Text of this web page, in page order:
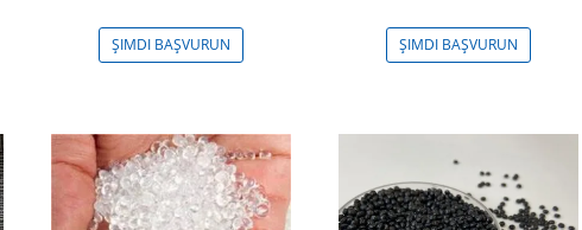
ŞIMDI BAŞVURUN ŞIMDI BAŞVURUN